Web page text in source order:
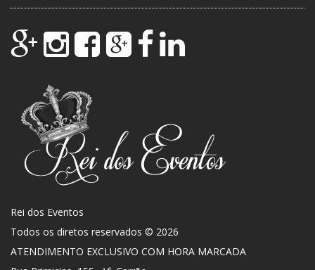
Rei dos Eventos
Todos os diretos reservados © 2026
ATENDIMENTO EXCLUSIVO COM HORA MARCADA